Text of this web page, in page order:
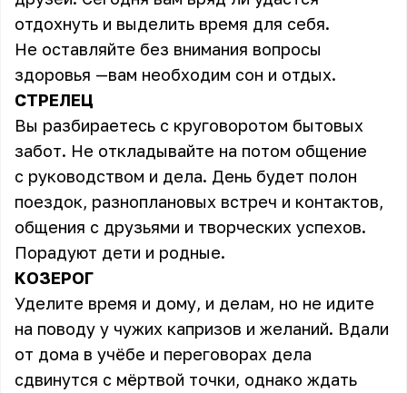
отдохнуть и выделить время для себя.
Не оставляйте без внимания вопросы
здоровья —вам необходим сон и отдых.
СТРЕЛЕЦ
Вы разбираетесь с круговоротом бытовых
забот. Не откладывайте на потом общение
с руководством и дела. День будет полон
поездок, разноплановых встреч и контактов,
общения с друзьями и творческих успехов.
Порадуют дети и родные.
КОЗЕРОГ
Уделите время и дому, и делам, но не идите
на поводу у чужих капризов и желаний. Вдали
от дома в учёбе и переговорах дела
сдвинутся с мёртвой точки, однако ждать